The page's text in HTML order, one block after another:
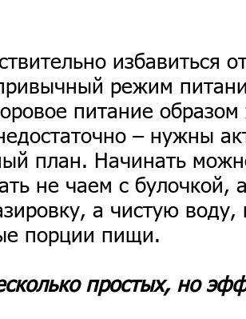
избавиться
режим
питание
– нужны
план. Начинать
не чаем с булочкой,
а чистую
порции пищи.
простых, но